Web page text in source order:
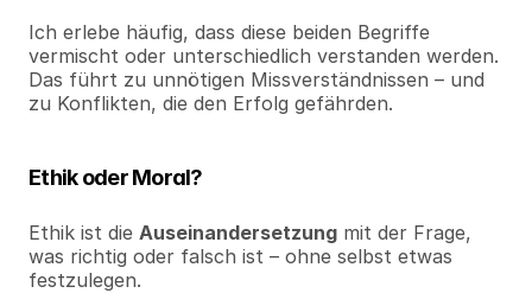
Ich erlebe häufig, dass diese beiden Begriffe
vermischt oder unterschiedlich verstanden werden.
Das führt zu unnötigen Missverständnissen – und
zu Konflikten, die den Erfolg gefährden.
Ethik oder Moral?
Ethik ist die Auseinandersetzung mit der Frage,
was richtig oder falsch ist – ohne selbst etwas
festzulegen.